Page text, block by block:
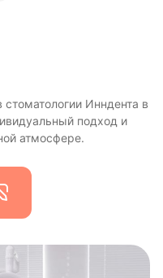
Инндента в
подход и
атмосфере.